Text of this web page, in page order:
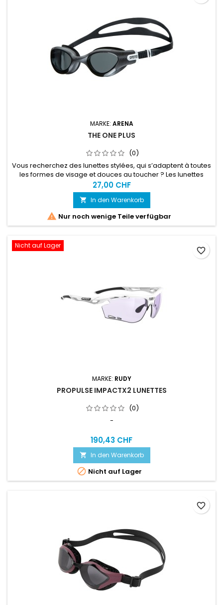
MARKE: ARENA
THE ONE PLUS
(0)
Vous recherchez des lunettes stylées, qui s’adaptent à toutes
les formes de visage et douces au toucher ? Les lunettes
confortables arena The One Plus sont idéales pour les
nageurs, nageuses et triathlètes.
27,00 CHF
 In den Warenkorb
 Nur noch wenige Teile verfügbar
Nicht auf Lager
MARKE: RUDY
PROPULSE IMPACTX2 LUNETTES
(0)
-
190,43 CHF
 In den Warenkorb
 Nicht auf Lager
favorite_border
favorite_border